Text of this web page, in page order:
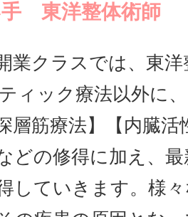
手 東洋整体術師
業クラスでは、東
ィック療法以外に
層筋療法】【内臓活
どの修得に加え、
していきます。様